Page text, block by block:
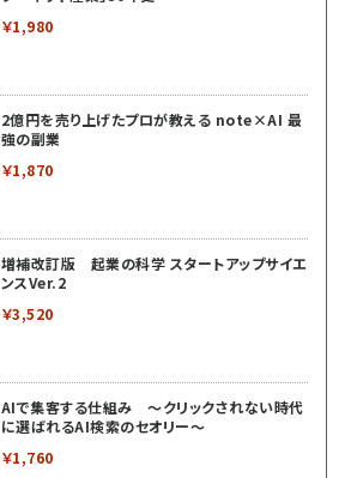
￥1,980
2億円を売り上げたプロが教える note×AI 最
強の副業
￥1,870
増補改訂版 起業の科学 スタートアップサイエ
ンスVer.2
￥3,520
AIで集客する仕組み ～クリックされない時代
に選ばれるAI検索のセオリー～
￥1,760